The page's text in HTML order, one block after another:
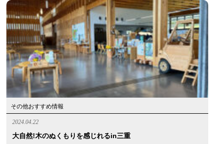
その他おすすめ情報
2024.04.22
大自然!木のぬくもりを感じれるin三重